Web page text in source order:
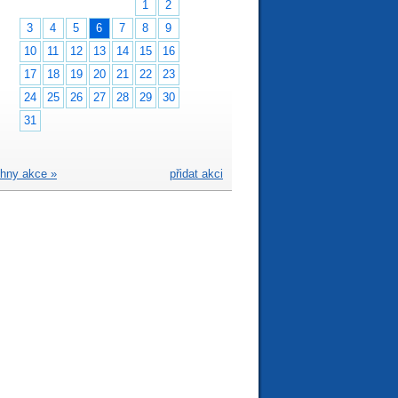
1
2
3
4 5 6 7 8
9
10
11 12 13 14 15
16
17
18 19 20 21 22
23
24
25 26 27 28 29
30
31
přidat akci
akce »